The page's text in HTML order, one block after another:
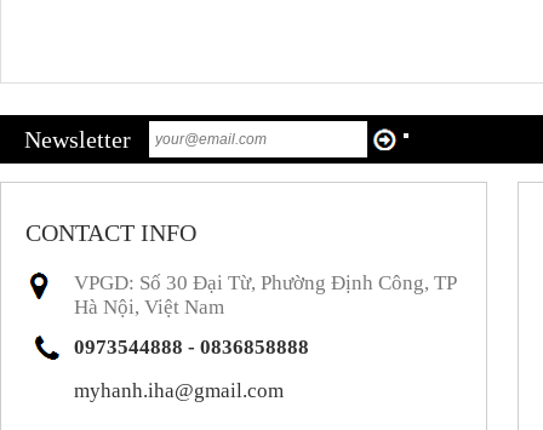
Newsletter
CONTACT INFO
VPGD: Số 30 Đại Từ, Phường Định Công, TP
Hà Nội, Việt Nam
0973544888 - 0836858888
myhanh.iha@gmail.com